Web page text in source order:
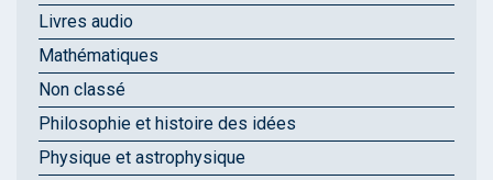
Livres audio
Mathématiques
Non classé
Philosophie et histoire des idées
Physique et astrophysique